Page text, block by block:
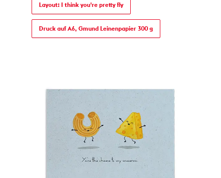
Layout: I think you're pretty fly
Druck auf A6, Gmund Leinenpapier 300 g